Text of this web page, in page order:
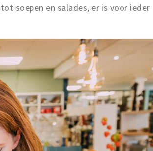
soepen en salades, er is voor ieder